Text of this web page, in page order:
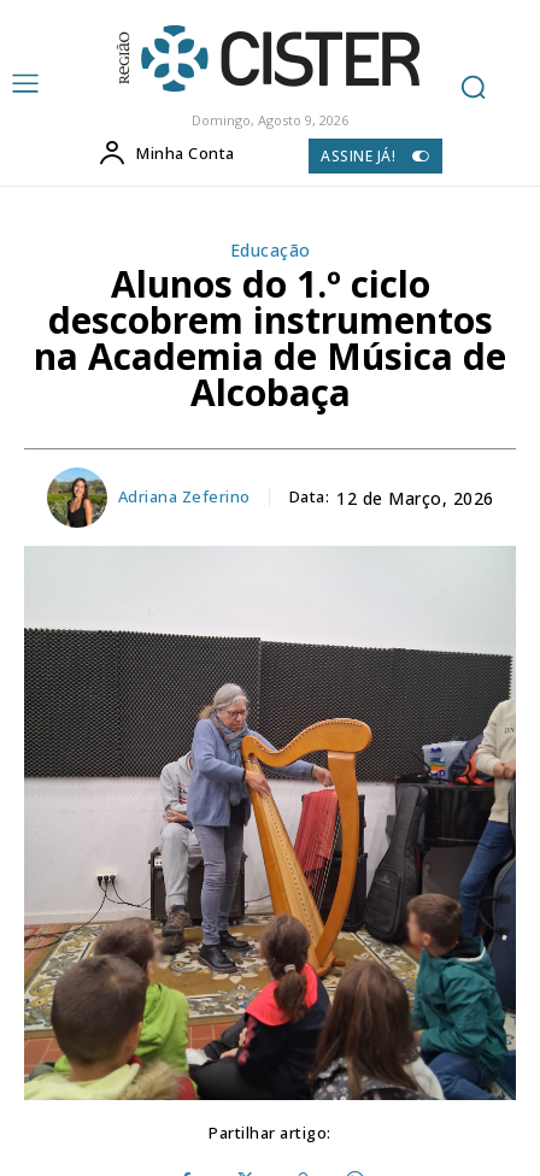
Domingo, Agosto 9, 2026
Minha Conta ASSINE JÁ!
Educação
Alunos do 1.º ciclo
descobrem instrumentos
na Academia de Música de
Alcobaça
Adriana Zeferino Data: 12 de Março, 2026
Partilhar artigo: